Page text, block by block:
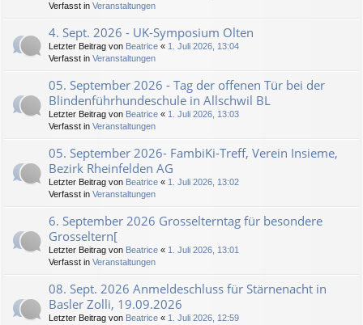
Verfasst in Veranstaltungen
4. Sept. 2026 - UK-Symposium Olten
Letzter Beitrag von Beatrice « 1. Juli 2026, 13:04
Verfasst in Veranstaltungen
05. September 2026 - Tag der offenen Tür bei der
Blindenführhundeschule in Allschwil BL
Letzter Beitrag von Beatrice « 1. Juli 2026, 13:03
Verfasst in Veranstaltungen
05. September 2026- FambiKi-Treff, Verein Insieme,
Bezirk Rheinfelden AG
Letzter Beitrag von Beatrice « 1. Juli 2026, 13:02
Verfasst in Veranstaltungen
6. September 2026 Grosselterntag für besondere
Grosseltern[
Letzter Beitrag von Beatrice « 1. Juli 2026, 13:01
Verfasst in Veranstaltungen
08. Sept. 2026 Anmeldeschluss für Stärnenacht in
Basler Zolli, 19.09.2026
Letzter Beitrag von Beatrice « 1. Juli 2026, 12:59